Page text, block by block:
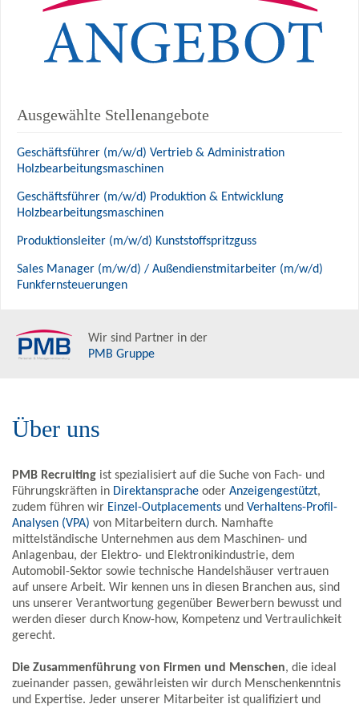
Ausgewählte Stellenangebote
Geschäftsführer (m/w/d) Vertrieb & Administration
Holzbearbeitungsmaschinen
Geschäftsführer (m/w/d) Produktion & Entwicklung
Holzbearbeitungsmaschinen
Produktionsleiter (m/w/d) Kunststoffspritzguss
Sales Manager (m/w/d) / Außendienstmitarbeiter (m/w/d)
Funkfernsteuerungen
Wir sind Partner in der
PMB Gruppe
Über uns
PMB Recruiting ist spezialisiert auf die Suche von Fach- und
Führungskräften in Direktansprache oder Anzeigengestützt,
zudem führen wir Einzel-Outplacements und Verhaltens-Profil-
Analysen (VPA) von Mitarbeitern durch. Namhafte
mittelständische Unternehmen aus dem Maschinen- und
Anlagenbau, der Elektro- und Elektronikindustrie, dem
Automobil-Sektor sowie technische Handelshäuser vertrauen
auf unsere Arbeit. Wir kennen uns in diesen Branchen aus, sind
uns unserer Verantwortung gegenüber Bewerbern bewusst und
werden dieser durch Know-how, Kompetenz und Vertraulichkeit
gerecht.
Die Zusammenführung von Firmen und Menschen, die ideal
zueinander passen, gewährleisten wir durch Menschenkenntnis
und Expertise. Jeder unserer Mitarbeiter ist qualifiziert und